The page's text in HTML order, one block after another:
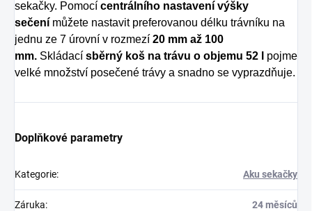
sekačky. Pomocí centrálního nastavení výšky
sečení můžete nastavit preferovanou délku trávníku na
jednu ze 7 úrovní v rozmezí 20 mm až 100
mm. Skládací sběrný koš na trávu o objemu 52 l pojme
velké množství posečené trávy a snadno se vyprazdňuje.
Doplňkové parametry
Kategorie: Aku sekačky
Záruka: 24 měsíců